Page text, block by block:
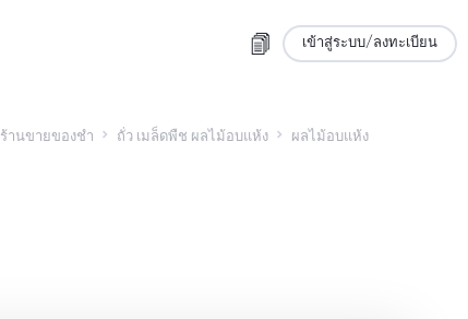
เข้าสู่ระบบ/ลงทะเบียน
ร้านขายของชำ ถั่ว เมล็ดพืช ผลไม้อบแห้ง ผลไม้อบแห้ง